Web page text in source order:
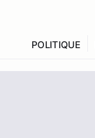
POLITIQUE